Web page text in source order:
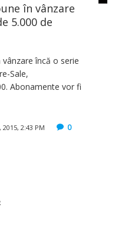
în vânzare
5.000 de
vânzare încă o serie
Sale,
Abonamente vor fi
2015, 2:43 PM 0